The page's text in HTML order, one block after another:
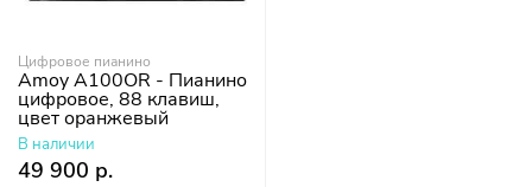
Цифровое пианино
Amoy A100OR - Пианино
цифровое, 88 клавиш,
цвет оранжевый
В наличии
49 900 р.